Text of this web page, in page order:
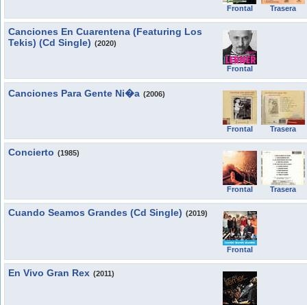
Frontal Trasera
Canciones En Cuarentena (Featuring Los
Tekis) (Cd Single) (2020)
Frontal
Canciones Para Gente Ni�a (2006)
Frontal Trasera
Concierto (1985)
Frontal Trasera
Cuando Seamos Grandes (Cd Single) (2019)
Frontal
En Vivo Gran Rex (2011)